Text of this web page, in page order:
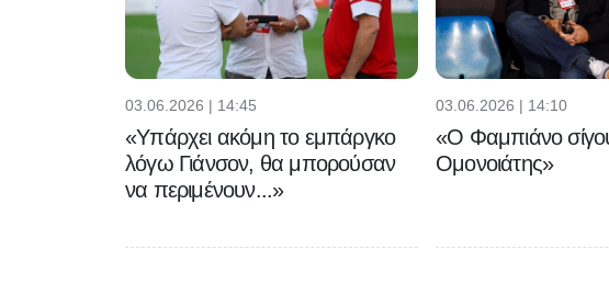
03.06.2026 | 14:45
«Υπάρχει ακόμη το εμπάργκο
λόγω Γιάνσον, θα μπορούσαν
να περιμένουν...»
03.06.2026 | 14:10
«Ο Φαμπιάνο
Ομονοιάτης»